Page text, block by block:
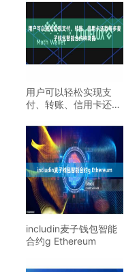
用户可以轻松实现支
付、转账、信用卡还款
种
includin麦子钱包智能
合约g Ethereum